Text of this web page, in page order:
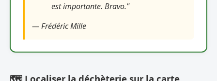
est importante. Bravo."
— Frédéric Mille